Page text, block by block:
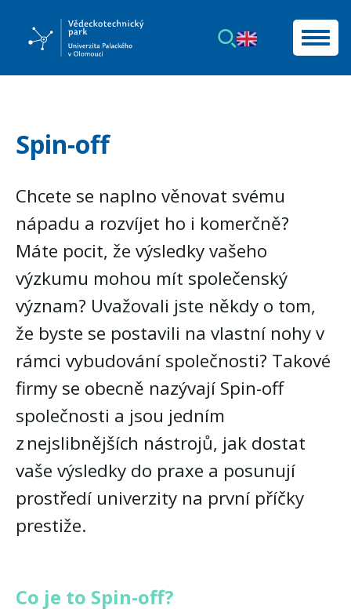
Spin-off
Chcete se naplno věnovat svému
nápadu a rozvíjet ho i komerčně?
Máte pocit, že výsledky vašeho
výzkumu mohou mít společenský
význam? Uvažovali jste někdy o tom,
že byste se postavili na vlastní nohy v
rámci vybudování společnosti? Takové
firmy se obecně nazývají Spin-off
společnosti a jsou jedním
z nejslibnějších nástrojů, jak dostat
vaše výsledky do praxe a posunují
prostředí univerzity na první příčky
prestiže.
Co je to Spin-off?